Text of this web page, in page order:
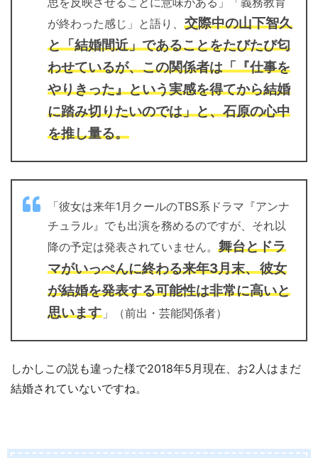
が終わった感じ」と語り、 交際中の山下智久
と「結婚間近」であることをたびたび匂
わせているが、この関係者は「『仕事を
やりきった』という実感を得てから結婚
に踏み切りたいのでは」と、石原の心中
を推し量る。
「彼女は来年1月クールのTBS系ドラマ『アンナ
チュラル』でも出演を務めるのですが、それ以
降の予定は発表されていません。 舞台とドラ
マがいっぺんに終わる来年3月末、彼女
が結婚を発表する可能性は非常に高いと
思います 」（前出・芸能関係者）
しかしこの説も違った様で2018年5月現在、お2人はまだ
結婚されていないですね。